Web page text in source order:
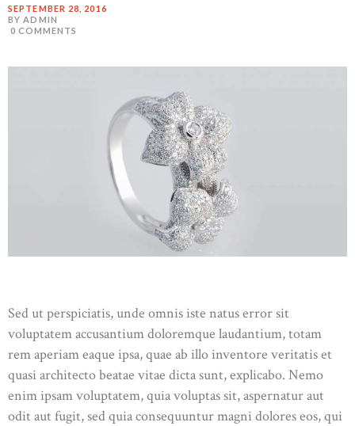
SEPTEMBER 28, 2016
BY ADMIN
0 COMMENTS
Sed ut perspiciatis, unde omnis iste natus error sit
voluptatem accusantium doloremque laudantium, totam
rem aperiam eaque ipsa, quae ab illo inventore veritatis et
quasi architecto beatae vitae dicta sunt, explicabo. Nemo
enim ipsam voluptatem, quia voluptas sit, aspernatur aut
odit aut fugit, sed quia consequuntur magni dolores eos, qui